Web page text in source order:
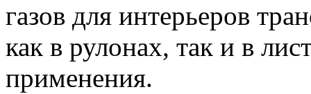
газов для интерьеров
как в рулонах, так и в
применения.